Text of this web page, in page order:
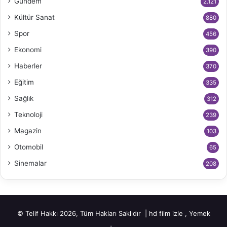
Kültür Sanat 880
Spor 456
Ekonomi 390
Haberler 370
Eğitim 335
Sağlık 312
Teknoloji 239
Magazin 103
Otomobil 65
Sinemalar 208
© Telif Hakkı 2026, Tüm Hakları Saklıdır | hd film izle , Yemek